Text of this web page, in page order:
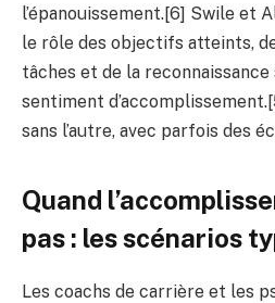
l’épanouissement.[6] Swile et
le rôle des objectifs atteints,
tâches et de la reconnaissance
sentiment
sans l’autre, avec parfois des
Quand
pas : les scénarios
Les coachs de carrière et les